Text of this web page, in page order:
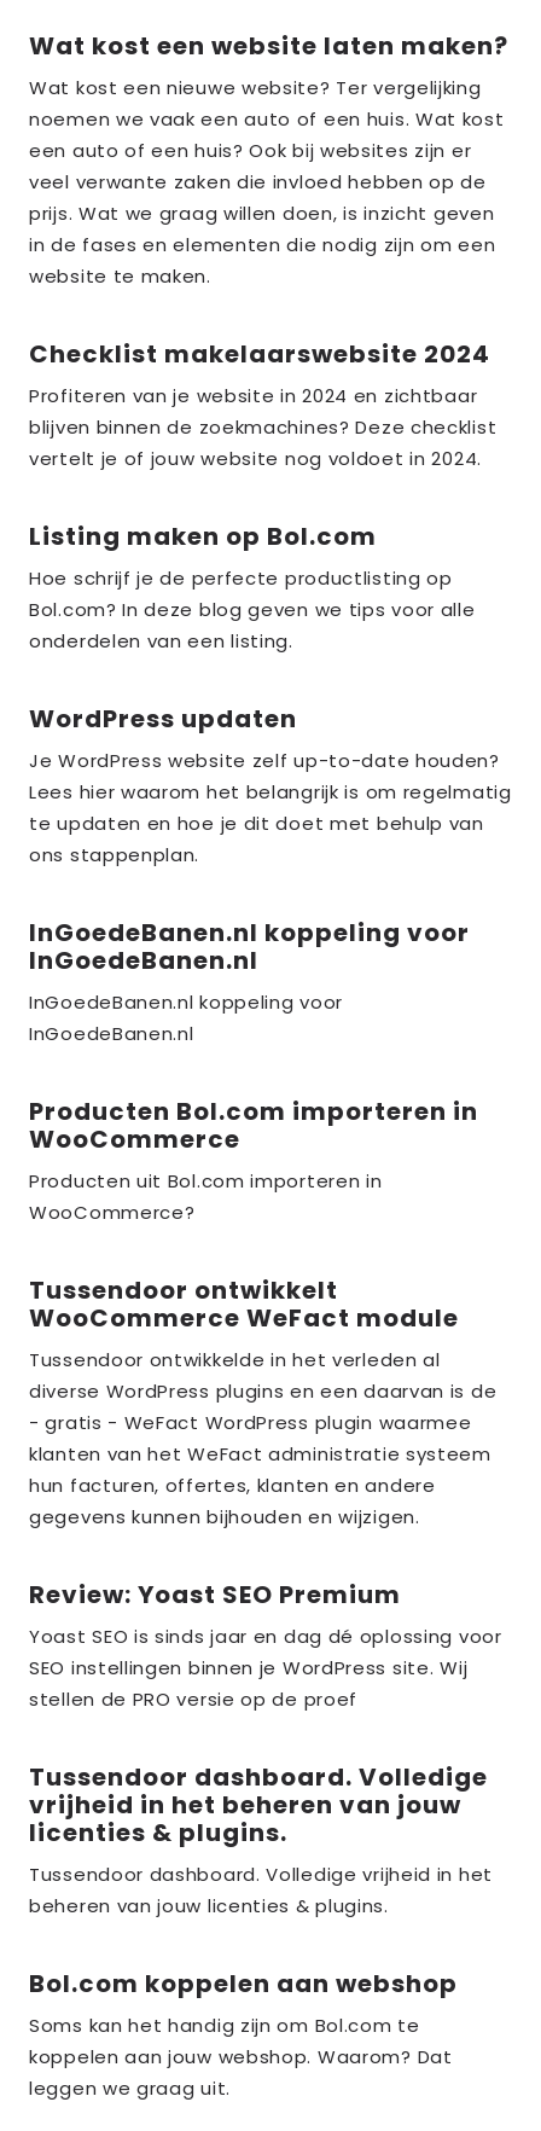
Lees
meer
over
the_title;
Wat kost een website laten maken?
Wat kost een nieuwe website? Ter vergelijking
noemen we vaak een auto of een huis. Wat kost
een auto of een huis? Ook bij websites zijn er
veel verwante zaken die invloed hebben op de
prijs. Wat we graag willen doen, is inzicht geven
in de fases en elementen die nodig zijn om een
website te maken.
Lees
meer
over
the_title;
Checklist makelaarswebsite 2024
Profiteren van je website in 2024 en zichtbaar
blijven binnen de zoekmachines? Deze checklist
vertelt je of jouw website nog voldoet in 2024.
Lees
meer
over
the_title;
Listing maken op Bol.com
Hoe schrijf je de perfecte productlisting op
Bol.com? In deze blog geven we tips voor alle
onderdelen van een listing.
Lees
meer
over
the_title;
WordPress updaten
Je WordPress website zelf up-to-date houden?
Lees hier waarom het belangrijk is om regelmatig
te updaten en hoe je dit doet met behulp van
ons stappenplan.
Lees
meer
over
the_title;
InGoedeBanen.nl koppeling voor
InGoedeBanen.nl
InGoedeBanen.nl koppeling voor
InGoedeBanen.nl
Lees
meer
over
the_title;
Producten Bol.com importeren in
WooCommerce
Producten uit Bol.com importeren in
WooCommerce?
Lees
meer
over
the_title;
Tussendoor ontwikkelt
WooCommerce WeFact module
Tussendoor ontwikkelde in het verleden al
diverse WordPress plugins en een daarvan is de
- gratis - WeFact WordPress plugin waarmee
klanten van het WeFact administratie systeem
hun facturen, offertes, klanten en andere
gegevens kunnen bijhouden en wijzigen.
Lees
meer
over
the_title;
Review: Yoast SEO Premium
Yoast SEO is sinds jaar en dag dé oplossing voor
SEO instellingen binnen je WordPress site. Wij
stellen de PRO versie op de proef
Lees
meer
over
the_title;
Tussendoor dashboard. Volledige
vrijheid in het beheren van jouw
licenties & plugins.
Tussendoor dashboard. Volledige vrijheid in het
beheren van jouw licenties & plugins.
Lees
meer
over
the_title;
Bol.com koppelen aan webshop
Soms kan het handig zijn om Bol.com te
koppelen aan jouw webshop. Waarom? Dat
leggen we graag uit.